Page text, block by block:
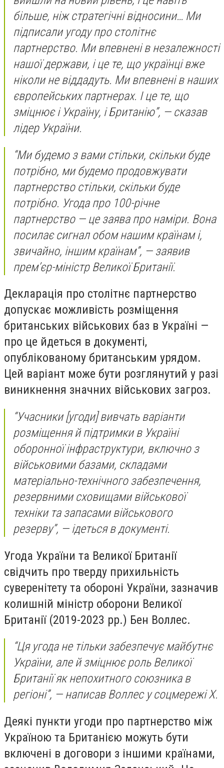
більше, ніж стратегічні відносини… Ми
підписали угоду про столітнє
партнерство. Ми впевнені в незалежності
нашої держави, і це те, що українці вже
ніколи не віддадуть. Ми впевнені в наших
європейських партнерах. І це те, що
зміцнює і Україну, і Британію”, — сказав
лідер України.
“Ми будемо з вами стільки, скільки буде
потрібно, ми будемо продовжувати
партнерство стільки, скільки буде
потрібно. Угода про 100-річне
партнерство — це заява про наміри. Вона
посилає сигнал обом нашим країнам і,
звичайно, іншим країнам”, — заявив
прем’єр-міністр Великої Британії.
Декларація про столітнє партнерство
допускає можливість розміщення
британських військових баз в Україні —
про це йдеться в документі,
опублікованому британським урядом.
Цей варіант може бути розглянутий у разі
виникнення значних військових загроз.
“Учасники [угоди] вивчать варіанти
розміщення й підтримки в Україні
оборонної інфраструктури, включно з
військовими базами, складами
матеріально-технічного забезпечення,
резервними сховищами військової
техніки та запасами військового
резерву”, — ідеться в документі.
Угода України та Великої Британії
свідчить про тверду прихильність
суверенітету та обороні України, зазначив
колишній міністр оборони Великої
Британії (2019-2023 рр.) Бен Воллес.
“Ця угода не тільки забезпечує майбутнє
України, але й зміцнює роль Великої
Британії як непохитного союзника в
регіоні”, — написав Воллес у соцмережі Х.
Деякі пункти угоди про партнерство між
Україною та Британією можуть бути
включені в договори з іншими країнами,